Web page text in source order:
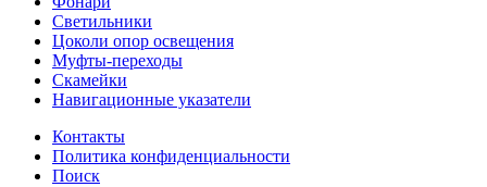
Светильники
Цоколи опор освещения
Муфты-переходы
Скамейки
Навигационные указатели
Контакты
Политика конфиденциальности
Поиск